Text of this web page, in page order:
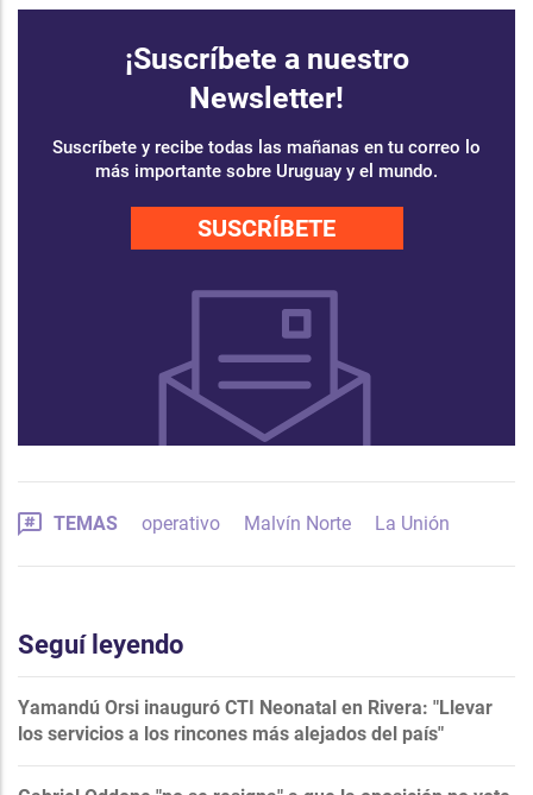
¡Suscríbete a nuestro
Newsletter!
Suscríbete y recibe todas las mañanas en tu correo lo
más importante sobre Uruguay y el mundo.
SUSCRÍBETE
TEMAS operativo Malvín Norte La Unión
Seguí leyendo
Yamandú Orsi inauguró CTI Neonatal en Rivera: "Llevar
los servicios a los rincones más alejados del país"